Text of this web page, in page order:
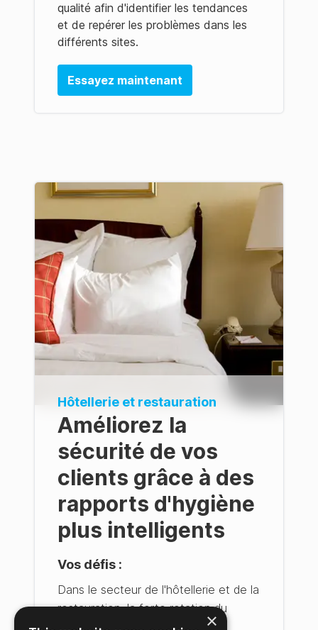
qualité afin d'identifier les tendances
et de repérer les problèmes dans les
différents sites.
Essayez maintenant
Hôtellerie et restauration
Améliorez la
sécurité de vos
clients grâce à des
rapports d'hygiène
plus intelligents
Vos défis :
Dans le secteur de l'hôtellerie et de la
restauration, la forte rotation du
personnel peut entraîner des×